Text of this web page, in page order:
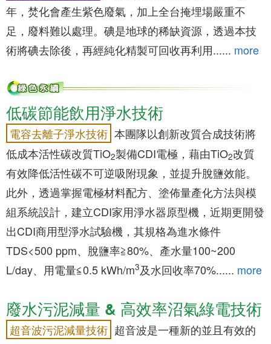
年，焚化會產生紫色廢氣，加上全台掩埋場嚴重不
足，廢料難以處理。碘是地球的稀缺資源，透過本技
術將碘去除後，再經純化精製可回收再利用...... more
低碳節能飲用淨水技術
電容去離子淨水技術 本團隊以創新改質合成技術將
低成本活性碳改質TiO2製備CDI電極，藉由TiO2改質
有效降低活性碳不可逆吸附現象，並提升脫鹽效能。
此外，透過掌握電極材料配方、塗佈量產化方法與模
組系統設計，建立CDI家用淨水器原型機，近期更開發
出CDI商用型淨水試驗機，其規格為進水條件
TDS<500 ppm、脫鹽率≧80%、產水量100~200
L/day、用電量≦0.5 kWh/m3及水回收率70%...... more
廢水污泥減量 & 高效率沼氣綠電技術
超音波污泥減量技術 超音波是一種新的並且有效的